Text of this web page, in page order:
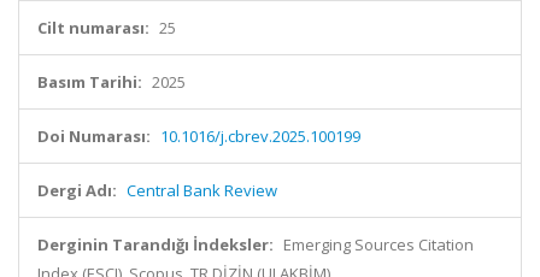
Cilt numarası: 25
Basım Tarihi: 2025
Doi Numarası: 10.1016/j.cbrev.2025.100199
Dergi Adı: Central Bank Review
Derginin Tarandığı İndeksler: Emerging Sources Citation